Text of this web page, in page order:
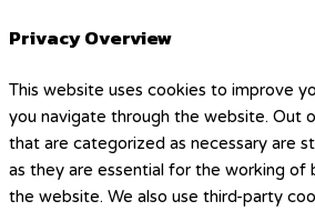
Privacy Overview
This website uses cookies to improve
you navigate through the website. Out
that are categorized as necessary are
as they are essential for the working of
the website. We also use third-party